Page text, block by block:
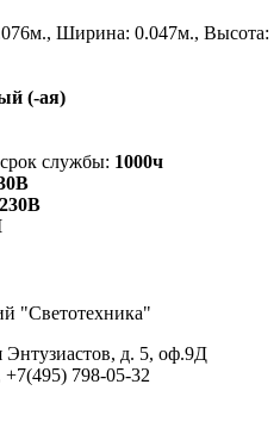
Ширина: 0.047м., Высота:
(-ая)
службы: 1000ч
230В
"Светотехника"
Энтузиастов, д. 5, оф.9Д
798-05-32